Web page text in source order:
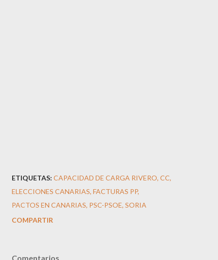
ETIQUETAS: CAPACIDAD DE CARGA RIVERO CC
ELECCIONES CANARIAS FACTURAS PP
PACTOS EN CANARIAS PSC-PSOE SORIA
COMPARTIR
Comentarios